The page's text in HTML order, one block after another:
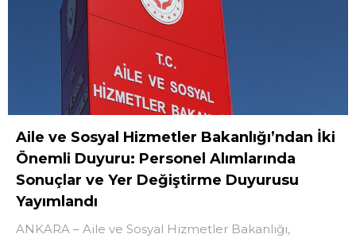
Aile ve Sosyal Hizmetler Bakanlığı’ndan İki
Önemli Duyuru: Personel Alımlarında
Sonuçlar ve Yer Değiştirme Duyurusu
Yayımlandı
ANKARA – Aile ve Sosyal Hizmetler Bakanlığı,